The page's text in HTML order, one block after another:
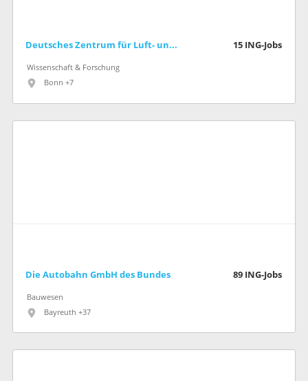
Deutsches Zentrum für Luft- und Raumfahrt (DLR) 15 ING-Jobs
Wissenschaft & Forschung
Bonn +7
Die Autobahn GmbH des Bundes 89 ING-Jobs
Bauwesen
Bayreuth +37